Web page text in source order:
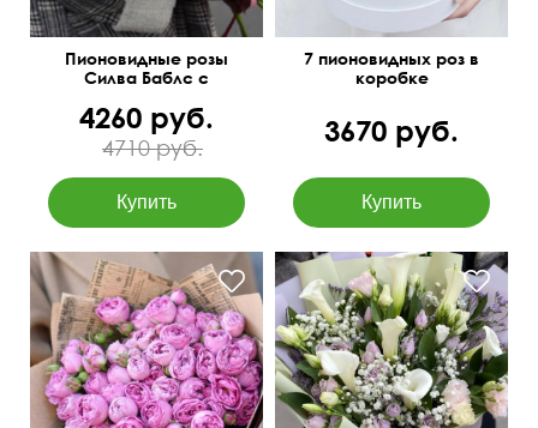
Пионовидные розы
Силва Баблс с
4260 руб.
4710 руб.
7 пионовидных роз в
коробке
3670 руб.
В крафтовой упаковке